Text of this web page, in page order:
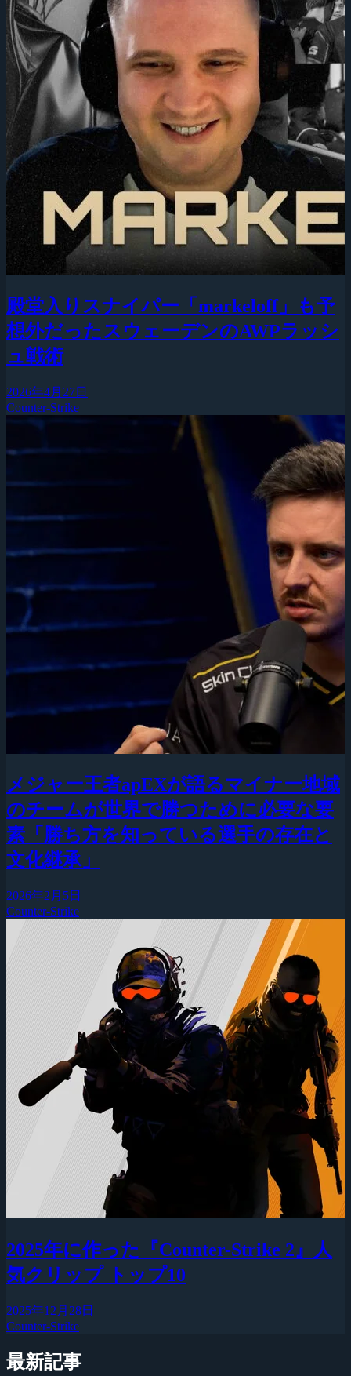
殿堂入りスナイパー「markeloff」も予
想外だったスウェーデンのAWPラッシ
ュ戦術
2026年4月27日
Counter-Strike
メジャー王者apEXが語るマイナー地域
のチームが世界で勝つために必要な要
素「勝ち方を知っている選手の存在と
文化継承」
2026年2月5日
Counter-Strike
2025年に作った『Counter-Strike 2』人
気クリップ トップ10
2025年12月28日
Counter-Strike
最新記事